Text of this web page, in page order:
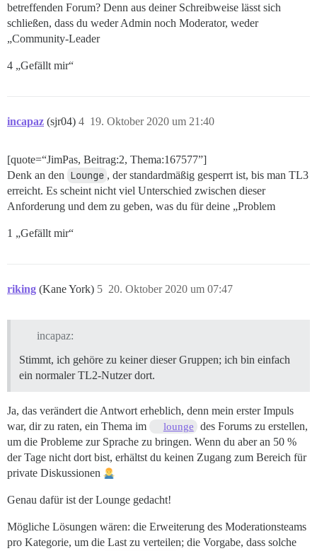
betreffenden Forum? Denn aus deiner Schreibweise lässt sich
schließen, dass du weder Admin noch Moderator, weder
„Community-Leader
4 „Gefällt mir“
incapaz (sjr04) 19. Oktober 2020 um 21:40
4
[quote=“JimPas, Beitrag:2, Thema:167577”]
Denk an den Lounge , der standardmäßig gesperrt ist, bis man TL3
erreicht. Es scheint nicht viel Unterschied zwischen dieser
Anforderung und dem zu geben, was du für deine „Problem
1 „Gefällt mir“
riking (Kane York) 20. Oktober 2020 um 07:47
5
incapaz:
Stimmt, ich gehöre zu keiner dieser Gruppen; ich bin einfach
ein normaler TL2-Nutzer dort.
Ja, das verändert die Antwort erheblich, denn mein erster Impuls
war, dir zu raten, ein Thema im
lounge
des Forums zu erstellen,
um die Probleme zur Sprache zu bringen. Wenn du aber an 50 %
der Tage nicht dort bist, erhältst du keinen Zugang zum Bereich für
private Diskussionen
Genau dafür ist der Lounge gedacht!
Mögliche Lösungen wären: die Erweiterung des Moderationsteams
pro Kategorie, um die Last zu verteilen; die Vorgabe, dass solche